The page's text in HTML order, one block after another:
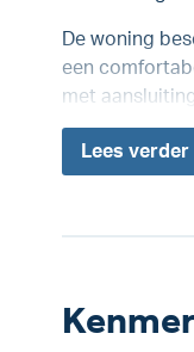
De woning
een
met
Lees verder